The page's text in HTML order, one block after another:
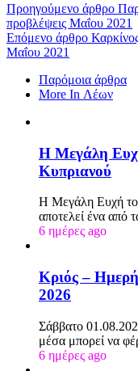
Προηγούμενο άρθρο
προβλέψεις Μαΐου 2021
Επόμενο άρθρο
Μαΐου 2021
Παρόμοια άρθρα
More In Λέων
Η Μεγάλη
Κυπριανού
Η Μεγάλη Ευχή
αποτελεί ένα από
6 ημέρες ago
Κριός –
2026
Σάββατο
μέσα μπορεί να
6 ημέρες ago